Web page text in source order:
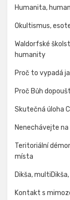
Humanita,
Okultismus,
Waldorfské
humanity
Proč to vypadá
Proč Bůh
Skutečná úloha
Nenechávejte
Teritoriální
místa
Dikša,
Kontakt s